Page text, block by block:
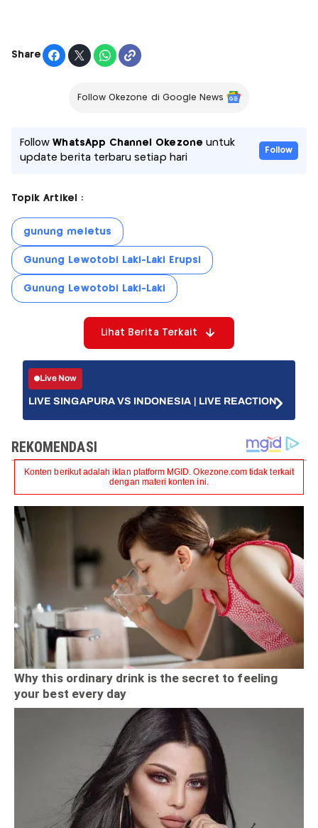
Share
Follow Okezone di Google News
FollowWhatsApp Channel Okezone untuk
update berita terbaru setiap hari
Follow
Topik Artikel :
gunung meletus
Gunung Lewotobi Laki-Laki Erupsi
Gunung Lewotobi Laki-Laki
Lihat Berita Terkait
Live Now
LIVE SINGAPURA VS INDONESIA | LIVE REACTION